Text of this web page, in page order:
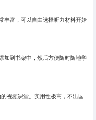
富，可以自由选择听力材料开始
到书架中，然后方便随时随地学
视频课堂。实用性极高，不出国